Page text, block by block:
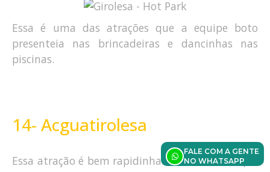
Essa é uma das atrações que a equipe boto
presenteia nas brincadeiras e dancinhas nas
piscinas.
14- Acguatirolesa
Essa atração é bem rapidinha. As duas vezes que
FALE COM A GENTE
NO WHATSAPP